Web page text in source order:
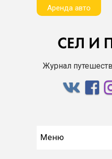
Aренда авто
Журнал
Меню